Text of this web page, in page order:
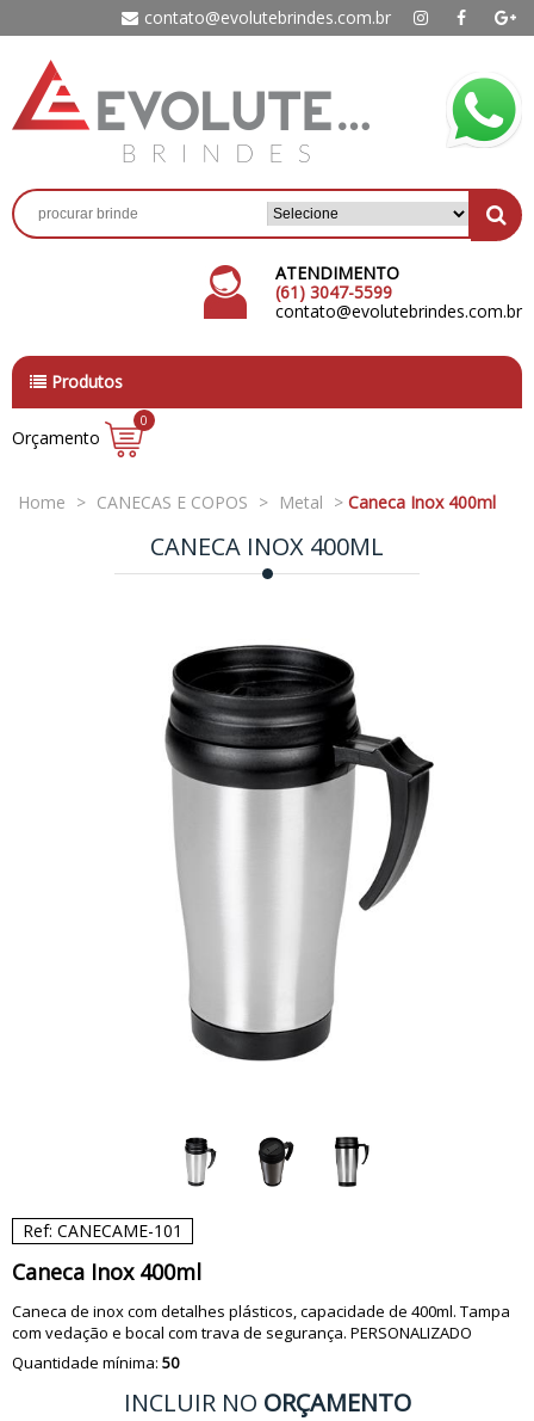
contato@evolutebrindes.com.br
ATENDIMENTO
(61) 3047-5599
contato@evolutebrindes.com.br
Produtos
Orçamento
0
Home > CANECAS E COPOS > Metal > Caneca Inox 400ml
CANECA INOX 400ML
Ref: CANECAME-101
Caneca Inox 400ml
Caneca de inox com detalhes plásticos, capacidade de 400ml. Tampa
com vedação e bocal com trava de segurança. PERSONALIZADO
Quantidade mínima: 50
INCLUIR NO ORÇAMENTO